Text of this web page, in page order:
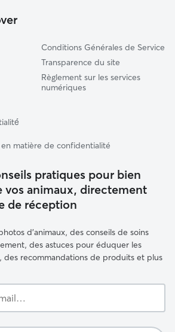
Conditions Générales de Service
Transparence du site
Règlement sur les services
numériques
matière de confidentialité
pratiques pour bien
vos animaux, directement
de réception
d'animaux, des conseils de soins
des astuces pour éduquer les
des recommandations de produits et plus